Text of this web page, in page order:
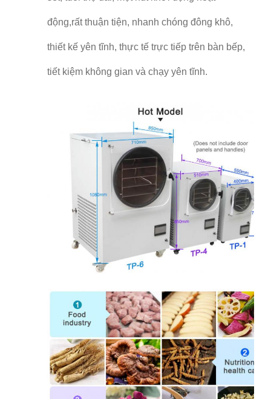
động,rất thuận tiện, nhanh chóng đông khô,
thiết kế yên tĩnh, thực tế trực tiếp trên bàn bếp,
tiết kiệm không gian và chạy yên tĩnh.